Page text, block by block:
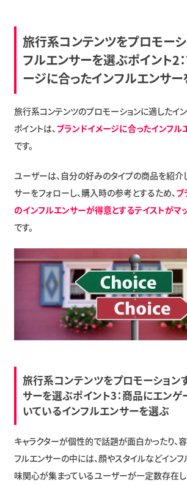
旅行系コンテンツをプロモー
フルエンサーを選ぶポイント2
ージに合ったインフルエンサ
旅行系コンテンツのプロモーションに適したイ
ポイントは、ブランドイメージに合ったインフ
です。
ユーザーは、自分の好みのタイプの商品を紹介
サーをフォローし、購入時の参考とするため、ブ
のインフルエンサーが得意とするテイストがマ
です。
旅行系コンテンツをプロモーション
サーを選ぶポイント3：商品にエンゲ
いているインフルエンサーを選ぶ
キャラクターが個性的で話題が面白かったり、
フルエンサーの中には、顔やスタイルなどイン
味関心が集まっているユーザーが一定数存在し